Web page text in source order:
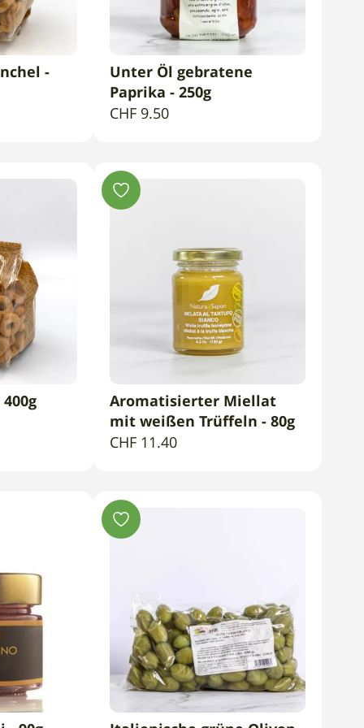
-
IN DEN WARENKORB
Unter Öl gebratene
Paprika - 250g
CHF 9.50
IN DEN WARENKORB
Aromatisierter Miellat
mit weißen Trüffeln - 80g
CHF 11.40